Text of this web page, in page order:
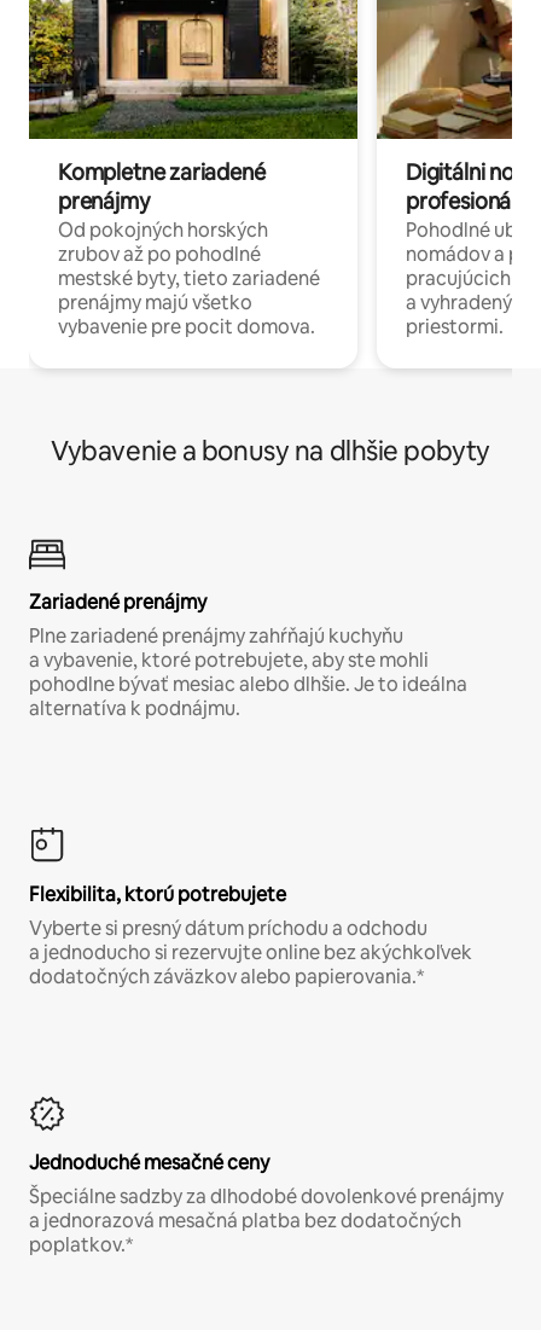
Kompletne zariadené
prenájmy
Od pokojných horských
zrubov až po pohodlné
mestské byty, tieto zariadené
prenájmy majú všetko
vybavenie pre pocit domova.
Digitálni
profesionáli
Pohodlné
nomádov a
pracujúcich
a
priestormi.
Vybavenie a bonusy na dlhšie pobyty
Zariadené prenájmy
Plne zariadené prenájmy zahŕňajú kuchyňu
a vybavenie, ktoré potrebujete, aby ste mohli
pohodlne bývať mesiac alebo dlhšie. Je to ideálna
alternatíva k podnájmu.
Flexibilita, ktorú potrebujete
Vyberte si presný dátum príchodu a odchodu
a jednoducho si rezervujte online bez akýchkoľvek
dodatočných záväzkov alebo papierovania.*
Jednoduché mesačné ceny
Špeciálne sadzby za dlhodobé dovolenkové prenájmy
a jednorazová mesačná platba bez dodatočných
poplatkov.*